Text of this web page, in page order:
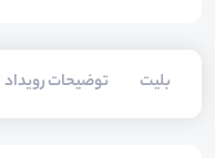
بلیت‌ توضیحات رویداد